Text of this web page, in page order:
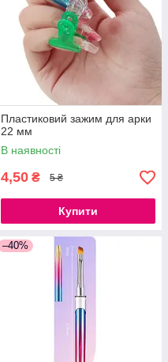
Пластиковий зажим для арки
22 мм
В наявності
4,50 ₴ 5 ₴
Купити
–40%